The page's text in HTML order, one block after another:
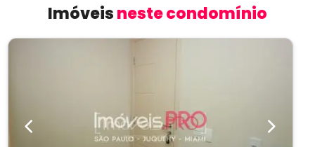
Imóveisneste condomínio
Previous Next